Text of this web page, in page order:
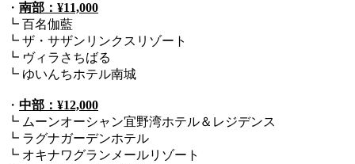
・ 南部：¥11,000
┗ 百名伽藍
┗ ザ・サザンリンクスリゾート
┗ ヴィラさちばる
┗ ゆいんちホテル南城
・ 中部：¥12,000
┗ ムーンオーシャン宜野湾ホテル＆レジデンス
┗ ラグナガーデンホテル
┗ オキナワグランメールリゾート